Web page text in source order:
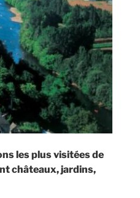
les plus visitées de
châteaux, jardins,